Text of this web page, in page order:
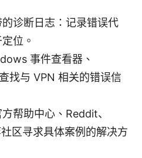
诊断日志：记录错误代
位。
事件查看器、
找与 VPN 相关的错误信
帮助中心、Reddit、
区寻求具体案例的解决方